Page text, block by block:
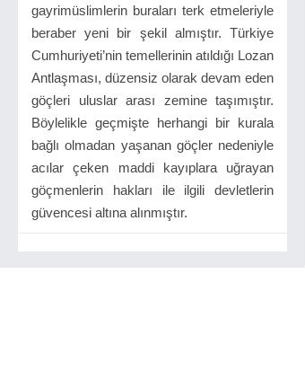
gayrimüslimlerin buraları terk etmeleriyle
beraber yeni bir şekil almıştır. Türkiye
Cumhuriyeti’nin temellerinin atıldığı Lozan
Antlaşması, düzensiz olarak devam eden
göçleri uluslar arası zemine taşımıştır.
Böylelikle geçmişte herhangi bir kurala
bağlı olmadan yaşanan göçler nedeniyle
acılar çeken maddi kayıplara uğrayan
göçmenlerin hakları ile ilgili devletlerin
güvencesi altına alınmıştır.